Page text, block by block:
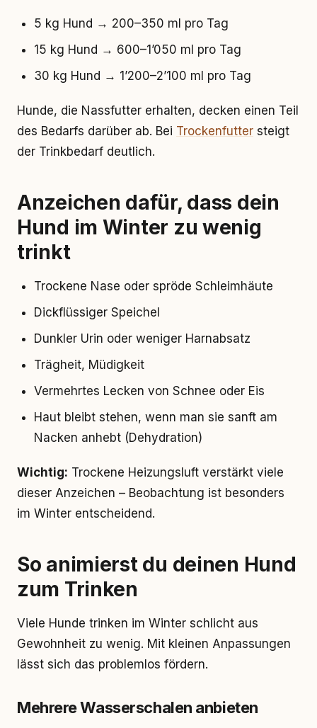
5 kg Hund → 200–350 ml pro Tag
15 kg Hund → 600–1’050 ml pro Tag
30 kg Hund → 1’200–2’100 ml pro Tag
Hunde, die Nassfutter erhalten, decken einen Teil
des Bedarfs darüber ab. Bei Trockenfutter steigt
der Trinkbedarf deutlich.
Anzeichen dafür, dass dein
Hund im Winter zu wenig
trinkt
Trockene Nase oder spröde Schleimhäute
Dickflüssiger Speichel
Dunkler Urin oder weniger Harnabsatz
Trägheit, Müdigkeit
Vermehrtes Lecken von Schnee oder Eis
Haut bleibt stehen, wenn man sie sanft am
Nacken anhebt (Dehydration)
Wichtig: Trockene Heizungsluft verstärkt viele
dieser Anzeichen – Beobachtung ist besonders
im Winter entscheidend.
So animierst du deinen Hund
zum Trinken
Viele Hunde trinken im Winter schlicht aus
Gewohnheit zu wenig. Mit kleinen Anpassungen
lässt sich das problemlos fördern.
Mehrere Wasserschalen anbieten